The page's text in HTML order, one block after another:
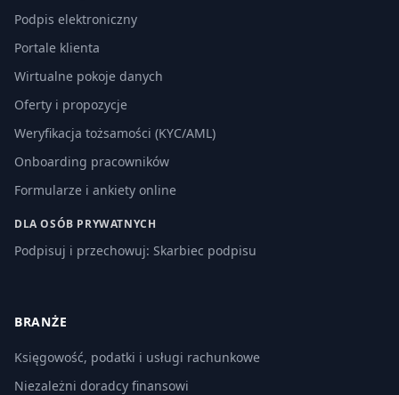
Podpis elektroniczny
Portale klienta
Wirtualne pokoje danych
Oferty i propozycje
Weryfikacja tożsamości (KYC/AML)
Onboarding pracowników
Formularze i ankiety online
DLA OSÓB PRYWATNYCH
Podpisuj i przechowuj: Skarbiec podpisu
BRANŻE
Księgowość, podatki i usługi rachunkowe
Niezależni doradcy finansowi